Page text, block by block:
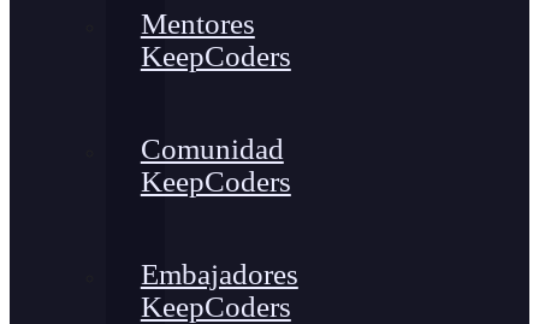
Mentores
KeepCoders
Comunidad
KeepCoders
Embajadores
KeepCoders